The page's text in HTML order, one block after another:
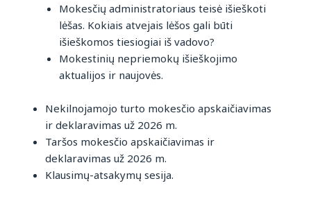
Mokesčių administratoriaus teisė išieškoti
lėšas. Kokiais atvejais lėšos gali būti
išieškomos tiesiogiai iš vadovo?
Mokestinių nepriemokų išieškojimo
aktualijos ir naujovės.
Nekilnojamojo turto mokesčio apskaičiavimas
ir deklaravimas už 2026 m.
Taršos mokesčio apskaičiavimas ir
deklaravimas už 2026 m.
Klausimų-atsakymų sesija.